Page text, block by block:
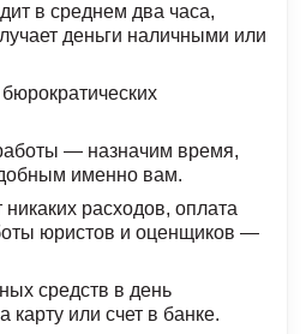
в среднем два часа,
деньги наличными или
— назначим время,
именно вам.
никаких расходов, оплата
юристов и оценщиков —
средств в день
или счет в банке.